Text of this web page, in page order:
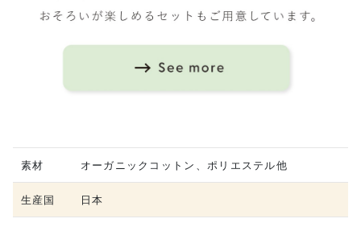
素材 オーガニックコットン、ポリエステル他
生産国 日本